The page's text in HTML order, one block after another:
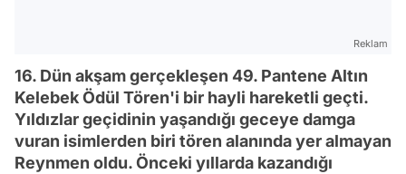
Reklam
16. Dün akşam gerçekleşen 49. Pantene Altın
Kelebek Ödül Tören'i bir hayli hareketli geçti.
Yıldızlar geçidinin yaşandığı geceye damga
vuran isimlerden biri tören alanında yer almayan
Reynmen oldu. Önceki yıllarda kazandığı